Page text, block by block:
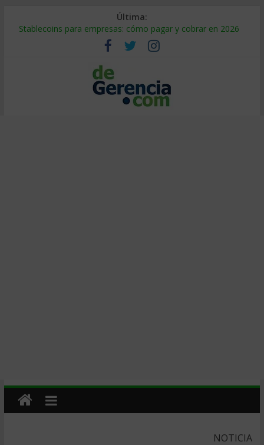
Última:
Stablecoins para empresas: cómo pagar y cobrar en 2026
Despido silencioso: qué es y por qué sale tan caro
IA en selección de personal: cómo auditarla a tiempo
Trabajo forzoso en la cadena de suministro: qué hacer
Mercado hispano de EE. UU.: cómo segmentarlo y venderle
NOTICIA